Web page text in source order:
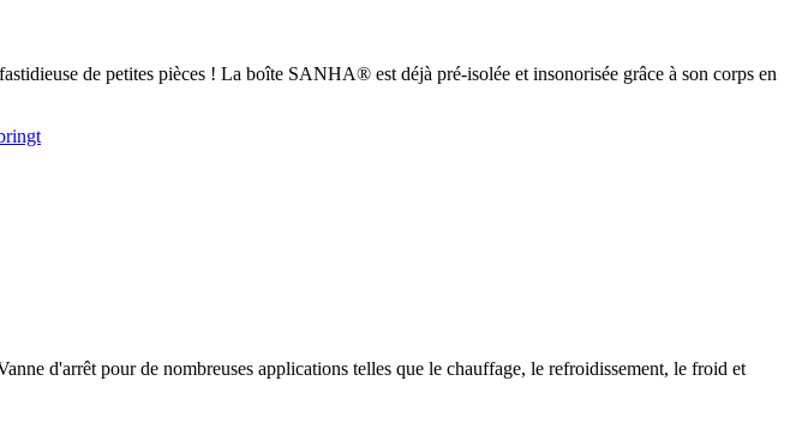
de petites pièces ! La boîte SANHA® est déjà pré-isolée et insonorisée grâce à son corps en
d'arrêt pour de nombreuses applications telles que le chauffage, le refroidissement, le froid et